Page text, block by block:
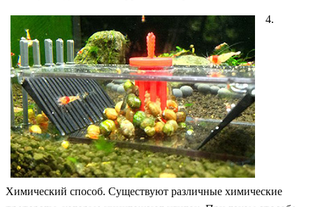
4.
Химический способ. Существуют различные химические